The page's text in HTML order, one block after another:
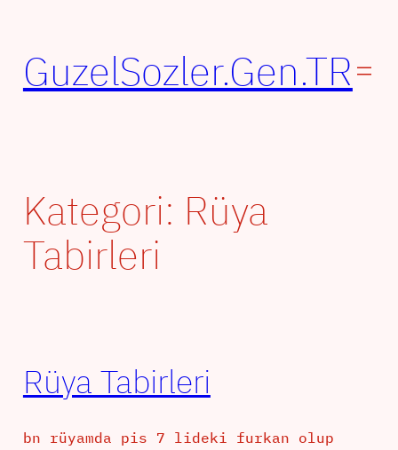
GuzelSozler.Gen.TR
Kategori: Rüya
Tabirleri
Rüya Tabirleri
bn rüyamda pis 7 lideki furkan olup